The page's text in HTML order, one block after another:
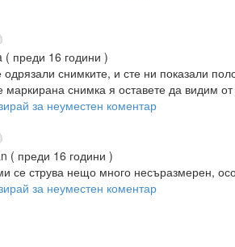
( преди 16 години )
одрязали снимките, и сте ни показали
маркирана снимка я оставете да видим
за неуместен коментар
( преди 16 години )
се струва нещо много несъразмерен,
за неуместен коментар